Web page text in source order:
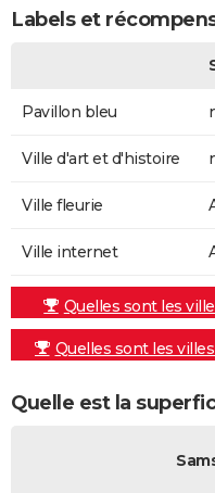
Labels et
Pavillon bleu
Ville d'art et d'histoire
Ville fleurie
Ville internet
Quelles sont les
Quelles sont les
Quelle est la